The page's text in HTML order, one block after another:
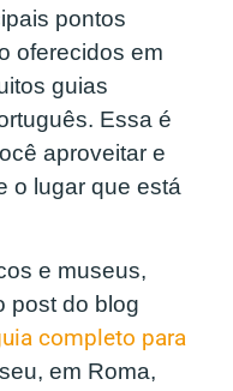
pontos
oferecidos em
guias
Essa é
aproveitar e
o lugar que está
e museus,
post do blog
completo para
em Roma,